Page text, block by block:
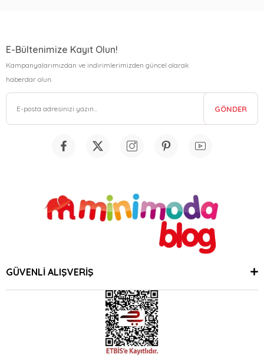
E-Bültenimize Kayıt Olun!
Kampanyalarımızdan ve indirimlerimizden güncel olarak
haberdar olun.
GÖNDER
GÜVENLİ ALIŞVERİŞ